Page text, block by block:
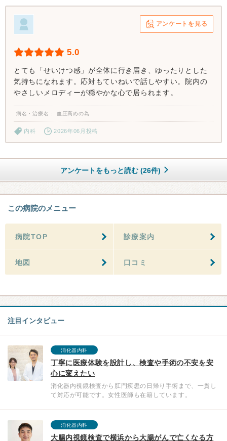
アンケートを見る
5.0
とても「せいけつ感」が全体に行き届き、ゆったりとした
気持ちになれます。応対もていねいで話しやすい。院内の
やさしいメロディーが穏やかな心で居られます。
病名・治療名 血圧高めの為
内科 2026年06月投稿
アンケートをもっと読む (26件)
この病院のメニュー
病院TOP 診療案内
地図 口コミ
注目インタビュー
消化器内科
丁寧に医療体験を設計し、検査や手術の不安を安
心に変えたい
消化器内視鏡検査から肛門疾患の日帰り手術まで、一貫し
て対応が可能です。女性医師も在籍しています。
消化器内科
大腸内視鏡検査で横浜から大腸がんで亡くなる方